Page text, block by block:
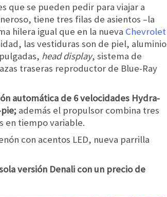
que se pueden pedir para viajar a
tiene tres filas de asientos –la
hilera igual que en la nueva Chevrolet
las vestiduras son de piel, aluminio
head display, sistema de
traseras reproductor de Blue-Ray
automática de 6 velocidades Hydra-
además el propulsor combina tres
en tiempo variable.
con acentos LED, nueva parrilla
versión Denali con un precio de